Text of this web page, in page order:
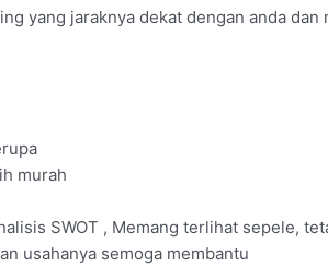
yang jaraknya dekat dengan anda
murah
SWOT , Memang terlihat sepele,
usahanya semoga membantu